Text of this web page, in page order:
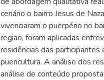
cenário o bairro Jesus de
vivenciaram o puerpério no
região, foram aplicadas
residências das
puericultura. A análise dos
análise de conteúdo